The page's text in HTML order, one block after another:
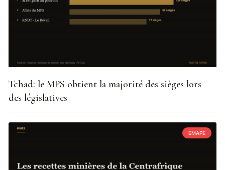
Tchad: le MPS obtient la majorité des sièges lors
des législatives
EMAPE